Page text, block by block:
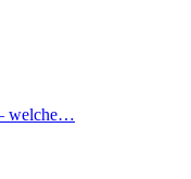
– welche…